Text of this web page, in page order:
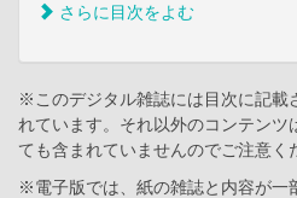
さらに目次をよむ
※このデジタル雑誌には目次に記載
れています。それ以外のコンテンツ
ても含まれていませんのでご注意く
※電子版では、紙の雑誌と内容が一